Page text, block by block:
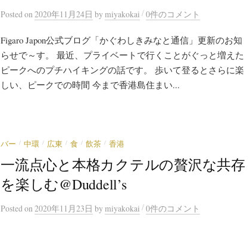
Posted on 2020年11月24日 by miyakokai /0件のコメント
Figaro Japon公式ブログ「かぐわしきみなと通信」更新のお知
らせで～す。 最近、プライベートで行くことがぐっと増えた
ピークへのプチハイキングの話です。 歩いて登るとさらに楽
しい、ピークでの時間 今まで香港島住まい...
バー / 中環 / 広東 / 食 / 飲茶 / 香港
一流点心と本格カクテルの贅沢な共存
を楽しむ@Duddell’s
Posted on 2020年11月23日 by miyakokai /0件のコメント